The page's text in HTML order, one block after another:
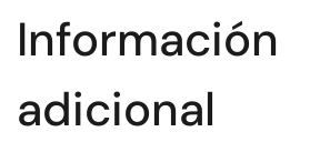
Información
adicional